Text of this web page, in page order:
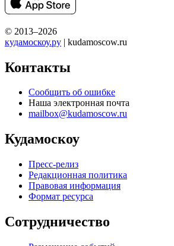
© 2013–2026
кудамоскоу.ру | kudamoscow.ru
Контакты
Сообщить об ошибке
Наша электронная почта
mailbox@kudamoscow.ru
Кудамоскоу
Пресс-релиз
Редакционная политика
Правовая информация
Формат ресурса
Сотрудничество